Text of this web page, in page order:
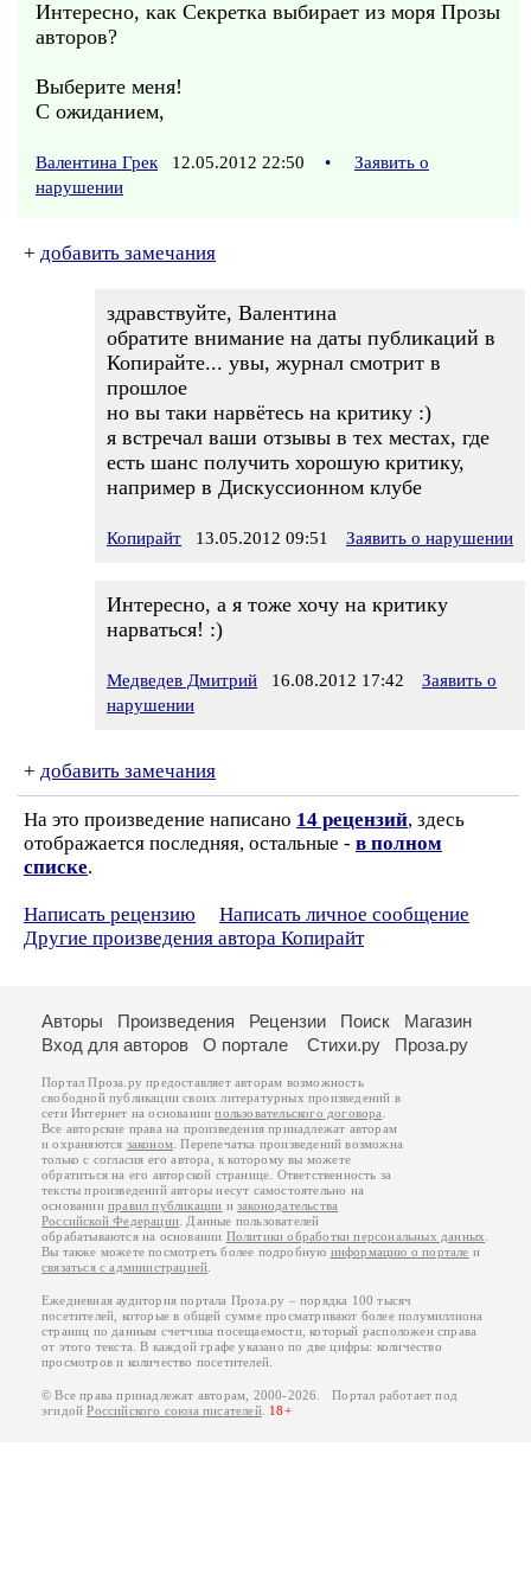
Интересно, как Секретка выбирает из моря Прозы
авторов?
Выберите меня!
С ожиданием,
Валентина Грек 12.05.2012 22:50 •
Заявить о
нарушении
+ добавить замечания
здравствуйте, Валентина
обратите внимание на даты публикаций в
Копирайте... увы, журнал смотрит в
прошлое
но вы таки нарвётесь на критику :)
я встречал ваши отзывы в тех местах, где
есть шанс получить хорошую критику,
например в Дискуссионном клубе
Копирайт 13.05.2012 09:51 Заявить о нарушении
Интересно, а я тоже хочу на критику
нарваться! :)
Медведев Дмитрий 16.08.2012 17:42
Заявить о
нарушении
+ добавить замечания
На это произведение написано 14 рецензий, здесь
отображается последняя, остальные - в полном
списке.
Написать рецензию
Написать личное сообщение
Другие произведения автора Копирайт
Авторы Произведения Рецензии Поиск
Магазин
Вход для авторов
О портале Стихи.ру Проза.ру
Портал Проза.ру предоставляет авторам возможность
свободной публикации своих литературных произведений в
сети Интернет на основаниипользовательского договора
Все авторские права на произведения принадлежат авторам
и охраняются законом . Перепечатка произведений возможна
только с согласия его автора, к которому вы можете
обратиться на его авторской странице. Ответственность за
тексты произведений авторы несут самостоятельно на
основанииправил публикации изаконодательства
Российской Федерации . Данные пользователей
обрабатываются на основании Политики обработки персональных данных
Вы также можете посмотреть более подробную информацию о портале и
связаться с администрацией
Ежедневная аудитория портала Проза.ру – порядка 100 тысяч
посетителей, которые в общей сумме просматривают более полумиллиона
страниц по данным счетчика посещаемости, который расположен справа
от этого текста. В каждой графе указано по две цифры: количество
просмотров и количество посетителей.
© Все права принадлежат авторам, 2000-2026. Портал работает под
эгидойРоссийского союза писателей. 18+